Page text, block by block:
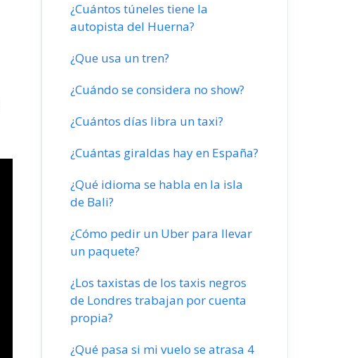
¿Cuántos túneles tiene la
autopista del Huerna?
¿Que usa un tren?
¿Cuándo se considera no show?
¿Cuántos días libra un taxi?
¿Cuántas giraldas hay en España?
¿Qué idioma se habla en la isla
de Bali?
¿Cómo pedir un Uber para llevar
un paquete?
¿Los taxistas de los taxis negros
de Londres trabajan por cuenta
propia?
¿Qué pasa si mi vuelo se atrasa 4